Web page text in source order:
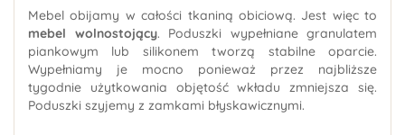
Mebel obijamy w całości tkaniną obiciową. Jest więc to
mebel wolnostojący. Poduszki wypełniane granulatem
piankowym lub silikonem tworzą stabilne oparcie.
Wypełniamy je mocno ponieważ przez najbliższe
tygodnie użytkowania objętość wkładu zmniejsza się.
Poduszki szyjemy z zamkami błyskawicznymi.